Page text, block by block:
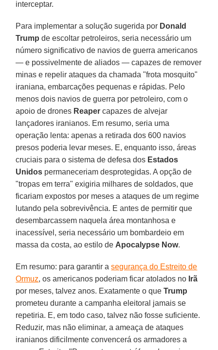
interceptar.
Para implementar a solução sugerida por Donald
Trump de escoltar petroleiros, seria necessário um
número significativo de navios de guerra americanos
— e possivelmente de aliados — capazes de remover
minas e repelir ataques da chamada "frota mosquito"
iraniana, embarcações pequenas e rápidas. Pelo
menos dois navios de guerra por petroleiro, com o
apoio de drones Reaper capazes de alvejar
lançadores iranianos. Em resumo, seria uma
operação lenta: apenas a retirada dos 600 navios
presos poderia levar meses. E, enquanto isso, áreas
cruciais para o sistema de defesa dos Estados
Unidos permaneceriam desprotegidas. A opção de
"tropas em terra" exigiria milhares de soldados, que
ficariam expostos por meses a ataques de um regime
lutando pela sobrevivência. E antes de permitir que
desembarcassem naquela área montanhosa e
inacessível, seria necessário um bombardeio em
massa da costa, ao estilo de Apocalypse Now.
Em resumo: para garantir asegurança do Estreito de
Ormuz, os americanos poderiam ficar atolados no Irã
por meses, talvez anos. Exatamente o queTrump
prometeu durante a campanha eleitoral jamais se
repetiria. E, em todo caso, talvez não fosse suficiente.
Reduzir, mas não eliminar, a ameaça de ataques
iranianos dificilmente convencerá os armadores a